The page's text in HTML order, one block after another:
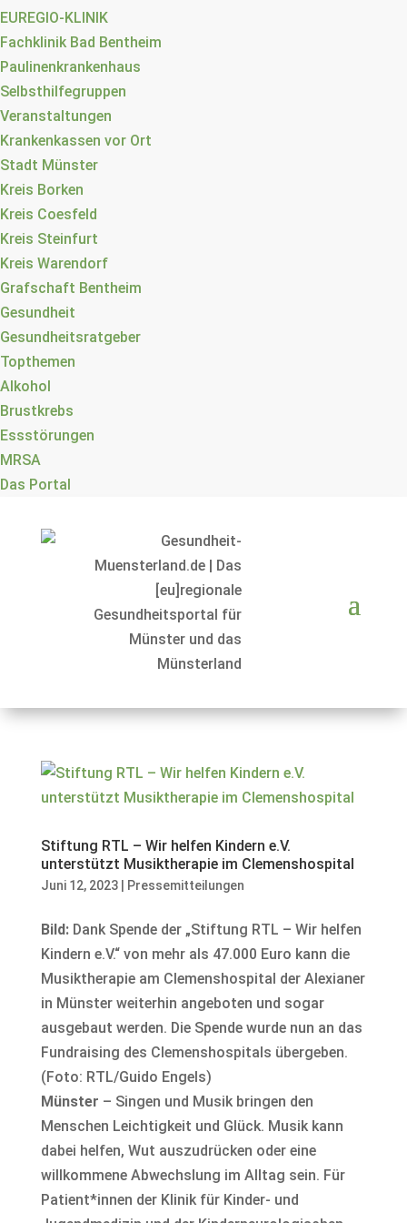
EUREGIO-KLINIK
Fachklinik Bad Bentheim
Paulinenkrankenhaus
Selbsthilfegruppen
Veranstaltungen
Krankenkassen vor Ort
Stadt Münster
Kreis Borken
Kreis Coesfeld
Kreis Steinfurt
Kreis Warendorf
Grafschaft Bentheim
Gesundheit
Gesundheitsratgeber
Topthemen
Alkohol
Brustkrebs
Essstörungen
MRSA
Das Portal
Stiftung RTL – Wir helfen Kindern e.V.
unterstützt Musiktherapie im Clemenshospital
Juni 12, 2023| Pressemitteilungen
Bild:Dank Spende der „Stiftung RTL – Wir helfen
Kindern e.V.“ von mehr als 47.000 Euro kann die
Musiktherapie am Clemenshospital der Alexianer
in Münster weiterhin angeboten und sogar
ausgebaut werden. Die Spende wurde nun an das
Fundraising des Clemenshospitals übergeben.
(Foto: RTL/Guido Engels)
Münster – Singen und Musik bringen den
Menschen Leichtigkeit und Glück. Musik kann
dabei helfen, Wut auszudrücken oder eine
willkommene Abwechslung im Alltag sein. Für
Patient*innen der Klinik für Kinder- und